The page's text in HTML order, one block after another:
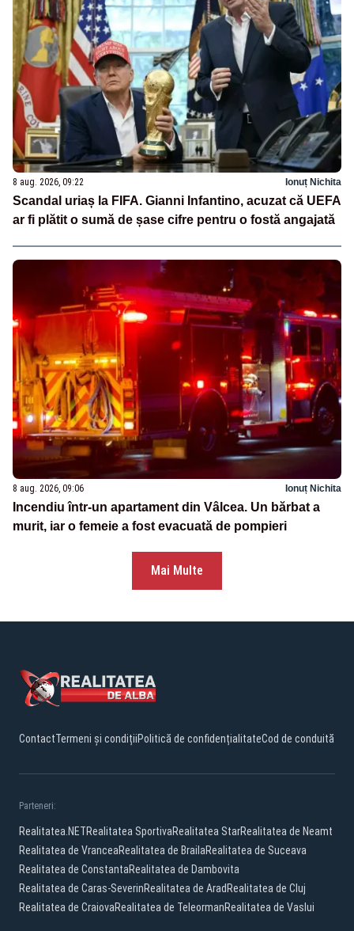
8 aug. 2026, 09:22 Ionuț Nichita
Scandal uriaș la FIFA. Gianni Infantino, acuzat că UEFA
ar fi plătit o sumă de șase cifre pentru o fostă angajată
8 aug. 2026, 09:06 Ionuț Nichita
Incendiu într-un apartament din Vâlcea. Un bărbat a
murit, iar o femeie a fost evacuată de pompieri
Mai Multe
ContactTermeni și condițiiPolitică de confidențialitateCod de conduită
Parteneri:
Realitatea.NETRealitatea SportivaRealitatea StarRealitatea de Neamt
Realitatea de VranceaRealitatea de BrailaRealitatea de Suceava
Realitatea de ConstantaRealitatea de Dambovita
Realitatea de Caras-SeverinRealitatea de Arad Realitatea de Cluj
Realitatea de CraiovaRealitatea de TeleormanRealitatea de Vaslui